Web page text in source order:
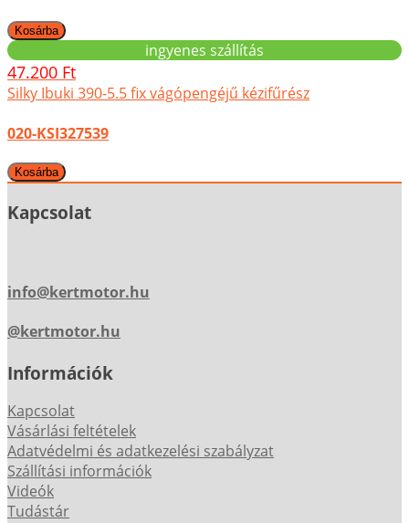
ingyenes szállítás
47.200 Ft
Silky Ibuki 390-5.5 fix vágópengéjű kézifűrész
020-KSI327539
Kapcsolat
info@kertmotor.hu
@kertmotor.hu
Információk
Kapcsolat
Vásárlási feltételek
Adatvédelmi és adatkezelési szabályzat
Szállítási információk
Videók
Tudástár